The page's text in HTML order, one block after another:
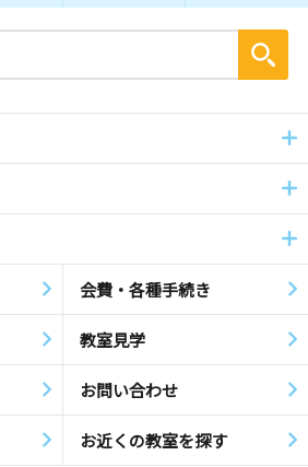
会費・各種手続き
教室見学
お問い合わせ
お近くの教室を探す